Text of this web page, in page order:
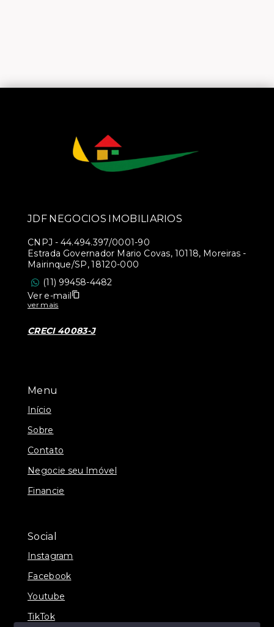
Menu
Início
Sobre
Contato
Negocie seu Imóvel
Financie
Social
Instagram
Facebook
Youtube
TikTok
JDF NEGOCIOS IMOBILIARIOS
CNPJ - 44.494.397/0001-90
Estrada Governador Mario Covas, 10118, Moreiras -
Mairinque/SP, 18120-000
(11) 99458-4482
Ver e-mail
ver mais
CRECI 40083-J